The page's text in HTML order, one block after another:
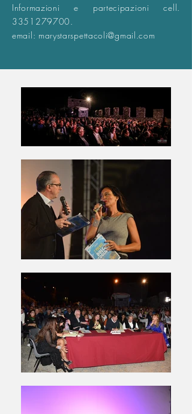
Informazioni e partecipazioni cell.
3351279700.
email: marystarspettacoli@gmail.com